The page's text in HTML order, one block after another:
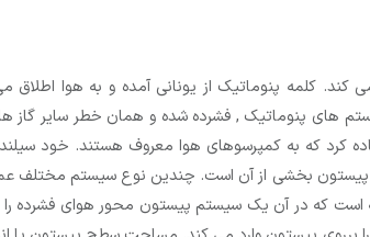
کلمه پنوماتیک از یونانی آمده و به هوا
های پنوماتیک , فشرده شده و همان خطر سایر
کرد که به کمپرسوهای هوا معروف هستند. خود
پیستون بخشی از آن است. چندین نوع سیستم مختلف
است که در آن یک سیستم پیستون محور هوای فشرده